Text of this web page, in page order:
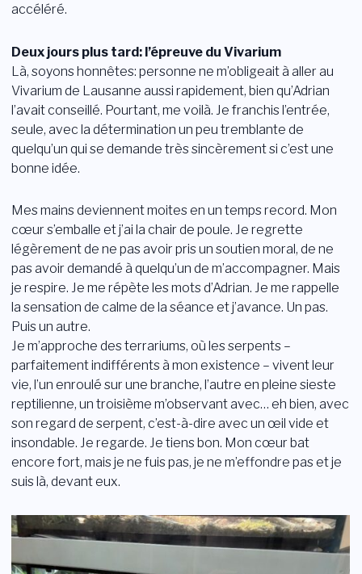
accéléré.
Deux jours plus tard: l’épreuve du Vivarium
Là, soyons honnêtes: personne ne m’obligeait à aller au
Vivarium de Lausanne aussi rapidement, bien qu’Adrian
l’avait conseillé. Pourtant, me voilà. Je franchis l’entrée,
seule, avec la détermination un peu tremblante de
quelqu’un qui se demande très sincèrement si c’est une
bonne idée.
Mes mains deviennent moites en un temps record. Mon
cœur s’emballe et j’ai la chair de poule. Je regrette
légèrement de ne pas avoir pris un soutien moral, de ne
pas avoir demandé à quelqu’un de m’accompagner. Mais
je respire. Je me répète les mots d’Adrian. Je me rappelle
la sensation de calme de la séance et j’avance. Un pas.
Puis un autre.
Je m’approche des terrariums, où les serpents –
parfaitement indifférents à mon existence – vivent leur
vie, l’un enroulé sur une branche, l’autre en pleine sieste
reptilienne, un troisième m’observant avec… eh bien, avec
son regard de serpent, c’est-à-dire avec un œil vide et
insondable. Je regarde. Je tiens bon. Mon cœur bat
encore fort, mais je ne fuis pas, je ne m’effondre pas et je
suis là, devant eux.